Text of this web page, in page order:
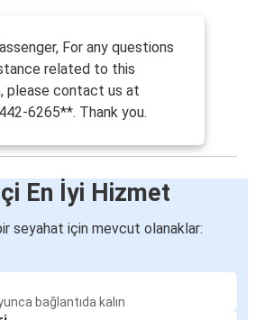
For any questions
related to this
please contact us at
6265**. Thank you.
En İyi Hizmet
seyahat için mevcut olanaklar:
bağlantıda kalın